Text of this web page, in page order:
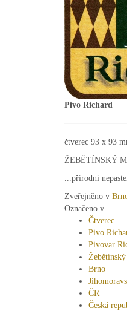
Pivo Richard
čtverec 93 x 93
ŽEBĚTÍNSKÝ
...přírodní
Zveřejněno v
Označeno v
Čtverec
Pivo
Pivovar
Brno
ČR
Česká